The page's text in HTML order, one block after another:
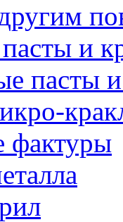
и
пасты
фактуры